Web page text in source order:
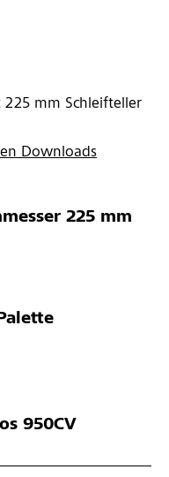
mm Schleifteller
Downloads
225 mm
950CV